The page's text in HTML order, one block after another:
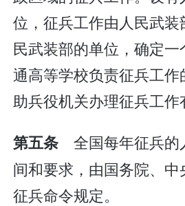
位，征兵工作由人民武装
民武装部的单位，确定
通高等学校负责征兵工
助兵役机关办理征兵工作
第五条 全国每年征兵的
间和要求，由国务院、
征兵命令规定。